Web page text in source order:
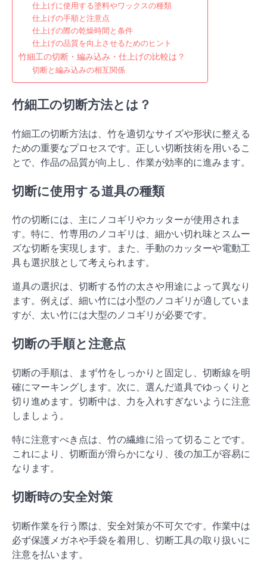
仕上げに使用する塗料やワックスの種類
仕上げの手順と注意点
仕上げの際の乾燥時間と条件
仕上げの品質を向上させるためのヒント
竹細工の切断・編み込み・仕上げの比較は？
切断と編み込みの相互関係
竹細工の切断方法とは？
竹細工の切断方法は、竹を適切なサイズや形状に整える
ための重要なプロセスです。正しい切断技術を用いるこ
とで、作品の品質が向上し、作業が効率的に進みます。
切断に使用する道具の種類
竹の切断には、主にノコギリやカッターが使用されま
す。特に、竹専用のノコギリは、細かい切れ味とスムー
ズな切断を実現します。また、手動のカッターや電動工
具も選択肢として考えられます。
道具の選択は、切断する竹の太さや用途によって異なり
ます。例えば、細い竹には小型のノコギリが適していま
すが、太い竹には大型のノコギリが必要です。
切断の手順と注意点
切断の手順は、まず竹をしっかりと固定し、切断線を明
確にマーキングします。次に、選んだ道具でゆっくりと
切り進めます。切断中は、力を入れすぎないように注意
しましょう。
特に注意すべき点は、竹の繊維に沿って切ることです。
これにより、切断面が滑らかになり、後の加工が容易に
なります。
切断時の安全対策
切断作業を行う際は、安全対策が不可欠です。作業中は
必ず保護メガネや手袋を着用し、切断工具の取り扱いに
注意を払います。